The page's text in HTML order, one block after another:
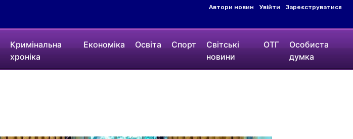
Автори новин Увійти Зареєструватися
Кримінальна
хроніка
Економіка Освіта Спорт
Світські
новини
ОТГ
Особиста
думка